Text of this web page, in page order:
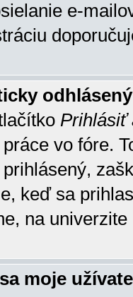
e-
Prihlásiť
vo fóre.
keď sa
na univerzite
moje